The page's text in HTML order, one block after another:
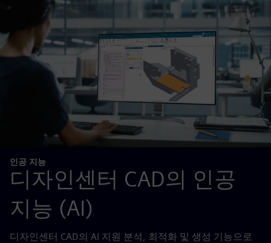
인공 지능
디자인센터 CAD의 인공
지능 (AI)
디자인센터 CAD의 AI 지원 분석, 최적화 및 생성 기능으로